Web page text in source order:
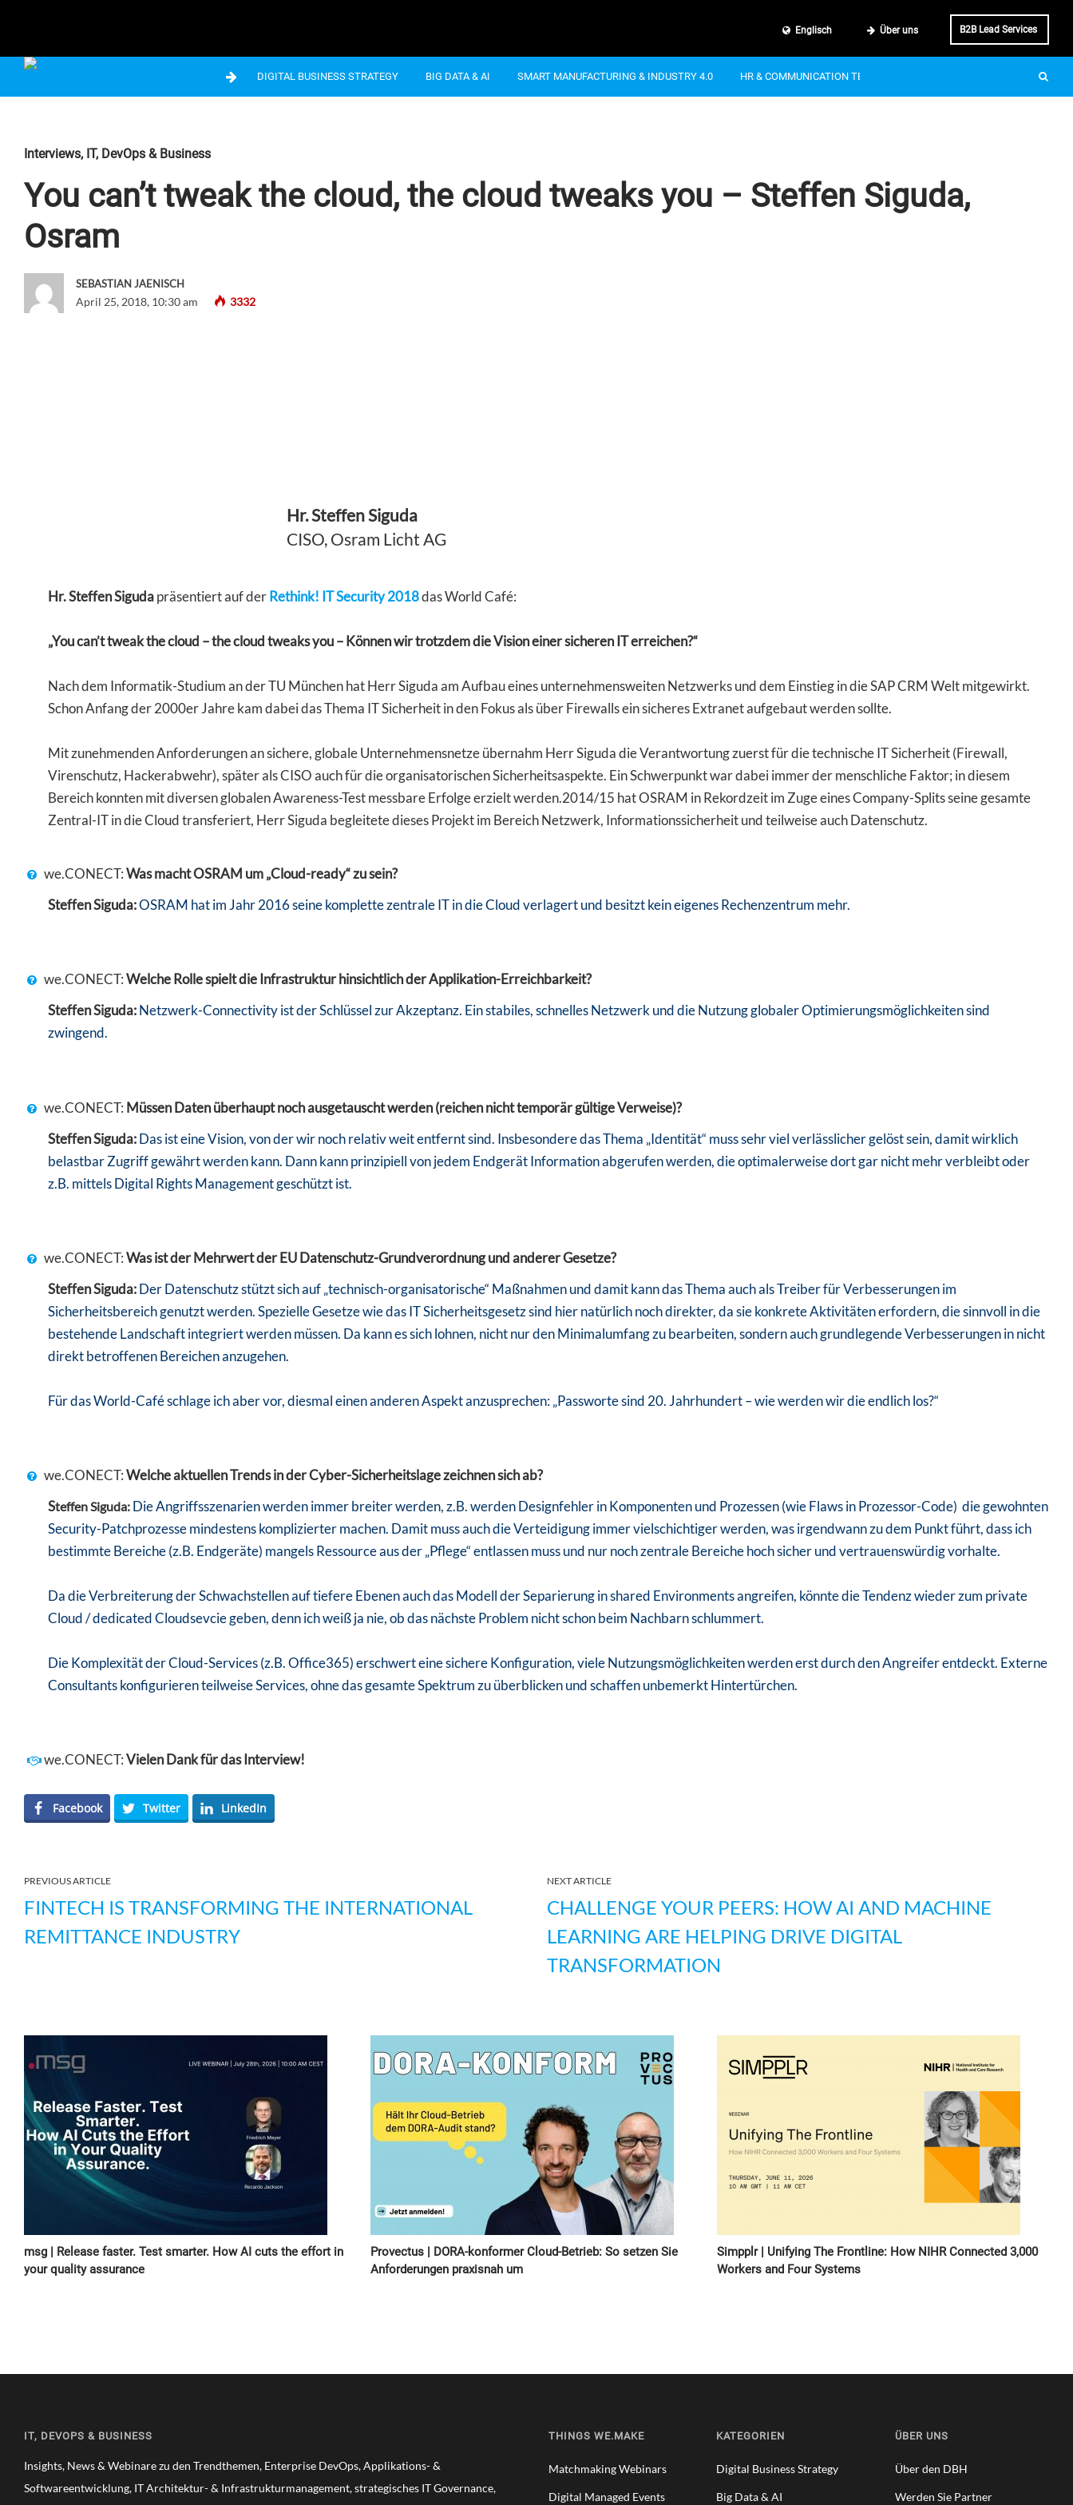
Englisch Über uns B2B Lead Services
DIGITAL BUSINESS STRATEGY BIG DATA & AI SMART MANUFACTURING & INDUSTRY 4.0 HR & COMMUNICATION TECH IT &
Interviews, IT, DevOps & Business
You can’t tweak the cloud, the cloud tweaks you – Steffen Siguda,
Osram
SEBASTIAN JAENISCH
April 25, 2018, 10:30 am 3332
Hr. Steffen Siguda
CISO, Osram Licht AG
Hr. Steffen Sigudapräsentiert auf derRethink! IT Security 2018das World Café:
„You can’t tweak the cloud – the cloud tweaks you – Können wir trotzdem die Vision einer sicheren IT erreichen?“
Nach dem Informatik-Studium an der TU München hat Herr Siguda am Aufbau eines unternehmensweiten Netzwerks und dem Einstieg in die SAP CRM Welt mitgewirkt.
Schon Anfang der 2000er Jahre kam dabei das Thema IT Sicherheit in den Fokus als über Firewalls ein sicheres Extranet aufgebaut werden sollte.
Mit zunehmenden Anforderungen an sichere, globale Unternehmensnetze übernahm Herr Siguda die Verantwortung zuerst für die technische IT Sicherheit (Firewall,
Virenschutz, Hackerabwehr), später als CISO auch für die organisatorischen Sicherheitsaspekte. Ein Schwerpunkt war dabei immer der menschliche Faktor; in diesem
Bereich konnten mit diversen globalen Awareness-Test messbare Erfolge erzielt werden.2014/15 hat OSRAM in Rekordzeit im Zuge eines Company-Splits seine gesamte
Zentral-IT in die Cloud transferiert, Herr Siguda begleitete dieses Projekt im Bereich Netzwerk, Informationssicherheit und teilweise auch Datenschutz.
we.CONECT:Was macht OSRAM um „Cloud-ready“ zu sein?
Steffen Siguda:OSRAM hat im Jahr 2016 seine komplette zentrale IT in die Cloud verlagert und besitzt kein eigenes Rechenzentrum mehr.
we.CONECT:Welche Rolle spielt die Infrastruktur hinsichtlich der Applikation-Erreichbarkeit?
Steffen Siguda:Netzwerk-Connectivity ist der Schlüssel zur Akzeptanz. Ein stabiles, schnelles Netzwerk und die Nutzung globaler Optimierungsmöglichkeiten sind
zwingend.
we.CONECT: Müssen Daten überhaupt noch ausgetauscht werden (reichen nicht temporär gültige Verweise)?
Steffen Siguda:Das ist eine Vision, von der wir noch relativ weit entfernt sind. Insbesondere das Thema „Identität“ muss sehr viel verlässlicher gelöst sein, damit wirklich
belastbar Zugriff gewährt werden kann. Dann kann prinzipiell von jedem Endgerät Information abgerufen werden, die optimalerweise dort gar nicht mehr verbleibt oder
z.B. mittels Digital Rights Management geschützt ist.
we.CONECT:Was ist der Mehrwert der EU Datenschutz-Grundverordnung und anderer Gesetze?
Steffen Siguda:Der Datenschutz stützt sich auf „technisch-organisatorische“ Maßnahmen und damit kann das Thema auch als Treiber für Verbesserungen im
Sicherheitsbereich genutzt werden. Spezielle Gesetze wie das IT Sicherheitsgesetz sind hier natürlich noch direkter, da sie konkrete Aktivitäten erfordern, die sinnvoll in die
bestehende Landschaft integriert werden müssen. Da kann es sich lohnen, nicht nur den Minimalumfang zu bearbeiten, sondern auch grundlegende Verbesserungen in nicht
direkt betroffenen Bereichen anzugehen.
Für das World-Café schlage ich aber vor, diesmal einen anderen Aspekt anzusprechen: „Passworte sind 20. Jahrhundert – wie werden wir die endlich los?“
we.CONECT:Welche aktuellen Trends in der Cyber-Sicherheitslage zeichnen sich ab?
Steffen Siguda: Die Angriffsszenarien werden immer breiter werden, z.B. werden Designfehler in Komponenten und Prozessen (wie Flaws in Prozessor-Code) die gewohnten
Security-Patchprozesse mindestens komplizierter machen. Damit muss auch die Verteidigung immer vielschichtiger werden, was irgendwann zu dem Punkt führt, dass ich
bestimmte Bereiche (z.B. Endgeräte) mangels Ressource aus der „Pflege“ entlassen muss und nur noch zentrale Bereiche hoch sicher und vertrauenswürdig vorhalte.
Da die Verbreiterung der Schwachstellen auf tiefere Ebenen auch das Modell der Separierung in shared Environments angreifen, könnte die Tendenz wieder zum private
Cloud / dedicated Cloudsevcie geben, denn ich weiß ja nie, ob das nächste Problem nicht schon beim Nachbarn schlummert.
Die Komplexität der Cloud-Services (z.B. Office365) erschwert eine sichere Konfiguration, viele Nutzungsmöglichkeiten werden erst durch den Angreifer entdeckt. Externe
Consultants konfigurieren teilweise Services, ohne das gesamte Spektrum zu überblicken und schaffen unbemerkt Hintertürchen.
we.CONECT:Vielen Dank für das Interview!
Facebook Twitter LinkedIn
PREVIOUS ARTICLE
FINTECH IS TRANSFORMING THE INTERNATIONAL
REMITTANCE INDUSTRY
NEXT ARTICLE
CHALLENGE YOUR PEERS: HOW AI AND MACHINE
LEARNING ARE HELPING DRIVE DIGITAL
TRANSFORMATION
msg | Release faster. Test smarter. How AI cuts the effort in
your quality assurance
Provectus | DORA-konformer Cloud-Betrieb: So setzen Sie
Anforderungen praxisnah um
Simpplr | Unifying The Frontline: How NIHR Connected 3,000
Workers and Four Systems
IT, DEVOPS & BUSINESS
Insights, News & Webinare zu den Trendthemen, Enterprise DevOps, Applikations- &
Softwareentwicklung, IT Architektur- & Infrastrukturmanagement, strategisches IT Governance,
THINGS WE.MAKE
Matchmaking Webinars
Digital Managed Events
KATEGORIEN
Digital Business Strategy
Big Data & AI
ÜBER UNS
Über den DBH
Werden Sie Partner